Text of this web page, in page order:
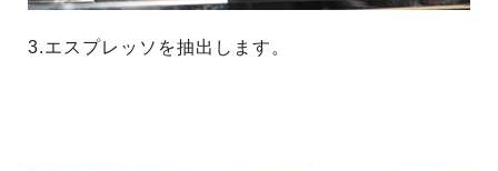
3.エスプレッソを抽出します。